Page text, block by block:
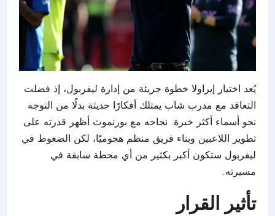
يُعد اختيار إيراولا خطوة جريئة من إدارة ليفربول، إذ فضلت
التعاقد مع مدرب شاب يمتلك أفكارًا حديثة بدلًا من التوجه
نحو أسماء أكثر خبرة. نجاحه مع بورنموث أظهر قدرته على
تطوير اللاعبين وبناء فريق منظم هجوميًا، لكن الضغوط في
ليفربول ستكون أكبر بكثير من أي محطة سابقة في
مسيرته.
تأثير القرار